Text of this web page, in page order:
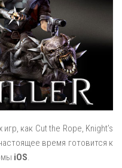
игр, как Cut the Rope, Knight’s
время готовится к
iOS.